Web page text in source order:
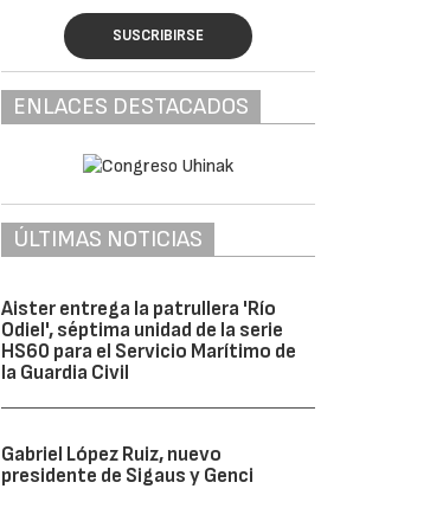
SUSCRIBIRSE
ENLACES DESTACADOS
ÚLTIMAS NOTICIAS
Aister entrega la patrullera 'Río
Odiel', séptima unidad de la serie
HS60 para el Servicio Marítimo de
la Guardia Civil
Gabriel López Ruiz, nuevo
presidente de Sigaus y Genci